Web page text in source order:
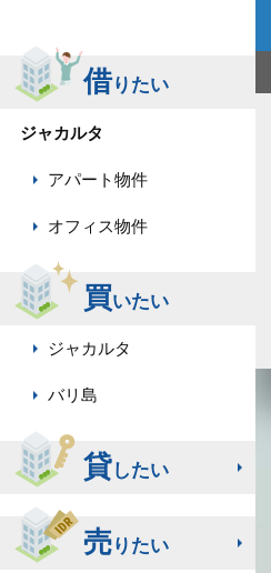
借りたい
ジャカルタ
アパート物件
オフィス物件
買いたい
ジャカルタ
バリ島
貸したい
売りたい